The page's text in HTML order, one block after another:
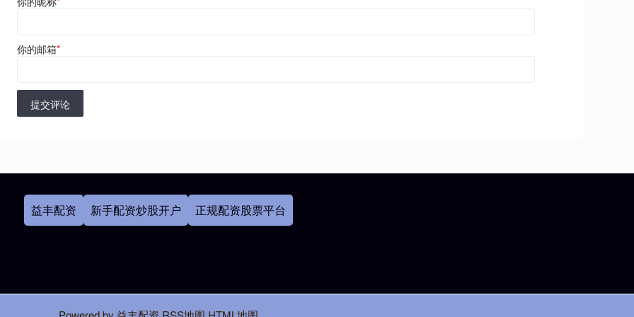
你的邮箱*
提交评论
益丰配资 新手配资炒股开户 正规配资股票平台